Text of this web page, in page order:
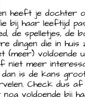
heeft je dochter
bij haar leeftijd
de spelletjes, de
dingen die in huis
(meer) voldoende
niet meer
dan is de kans
Check dus
voldoende bij